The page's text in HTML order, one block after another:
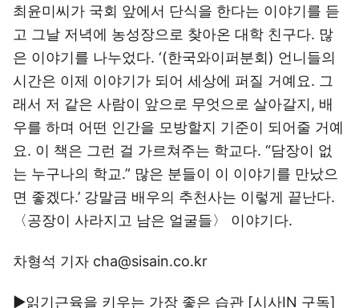
최윤미씨가 국회 앞에서 단식을 한다는 이야기를 듣
고 그날 저녁에 농성장으로 찾아온 대학 친구다. 많
은 이야기를 나누었다. ‘(한국와이퍼분회) 언니들의
시간은 이제 이야기가 되어 세상에 퍼질 거예요. 그
래서 저 같은 사람이 앞으로 무엇으로 살아갈지, 배
우를 하며 어떤 인간을 모방할지 기준이 되어줄 거예
요. 이 책은 그런 걸 가르쳐주는 학교다. “담장이 없
는 누구나의 학교.” 많은 분들이 이 이야기를 만났으
면 좋겠다.’ 강말금 배우의 추천사는 이렇게 끝난다.
〈공장이 사라지고 남은 얼굴들〉 이야기다.
차형석 기자 cha@sisain.co.kr
▶읽기근육을 키우는 가장 좋은 습관 [시사IN 구독]